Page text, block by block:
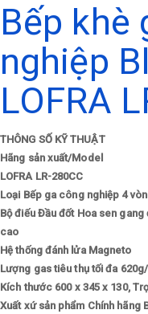
Bếp khè
nghiệp
LOFRA
THÔNG SỐ KỸ THUẬT
Hãng sản xuất/Model
LOFRA LR-280CC
Loại Bếp ga công nghiệp 4
Bộ điếu Đầu đốt Hoa sen
cao
Hệ thống đánh lửa Magneto
Lượng gas tiêu thụ tối đa
Kích thước 600 x 345 x 130,
Xuất xứ sản phẩm Chính hãng